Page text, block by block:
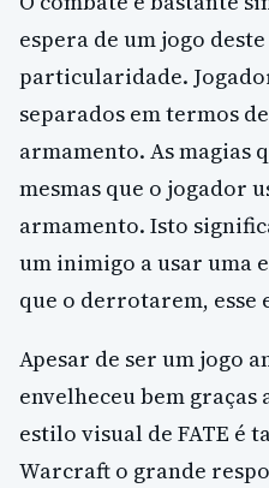
espera de um jogo
particularidade.
separados em termos
armamento. As magias
mesmas que o jogador
armamento. Isto
um inimigo a usar uma
que o derrotarem, esse
Apesar de ser um jogo
envelheceu bem graças
estilo visual de FATE é
Warcraft o grande